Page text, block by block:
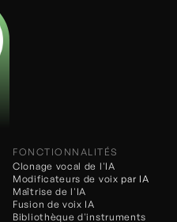
FONCTIONNALITÉS
Clonage vocal de l'IA
Fusion de voix IA
Modificateurs de voix par IA
Maîtrise de l'IA
Bibliothèque d'instruments